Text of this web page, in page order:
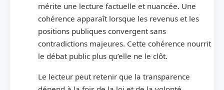
mérite une lecture factuelle et nuancée. Une
cohérence apparaît lorsque les revenus et les
positions publiques convergent sans
contradictions majeures. Cette cohérence nourrit
le débat public plus qu’elle ne le clôt.
Le lecteur peut retenir que la transparence